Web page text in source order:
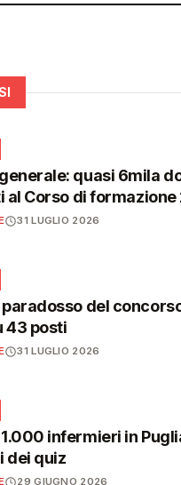
quasi 6mila
al Corso di
31 LUGLIO 2026
del
43 posti
31 LUGLIO 2026
infermieri in
dei quiz
29 GIUGNO 2026